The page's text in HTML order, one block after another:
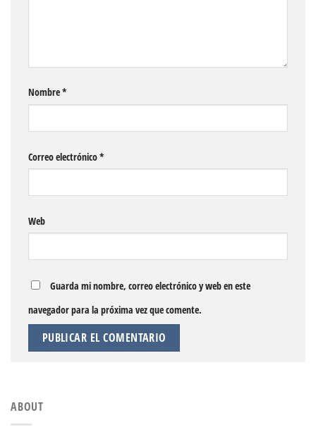
Nombre*
Correo electrónico*
Web
Guarda mi nombre, correo electrónico y web en este
navegador para la próxima vez que comente.
ABOUT